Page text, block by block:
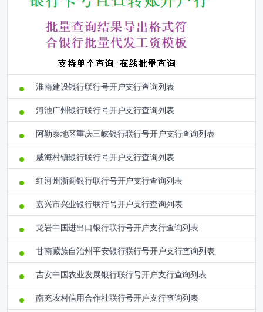
淮南建设银行联行号开户支行查询列表
河池广州银行联行号开户支行查询列表
阿勒泰地区重庆三峡银行联行号开户支行查询列表
威海村镇银行联行号开户支行查询列表
红河州浙商银行联行号开户支行查询列表
嘉兴市兴业银行联行号开户支行查询列表
龙岩中国进出口银行联行号开户支行查询列表
甘南藏族自治州平安银行联行号开户支行查询列表
吉安中国农业发展银行联行号开户支行查询列表
南充农村信用合作社联行号开户支行查询列表